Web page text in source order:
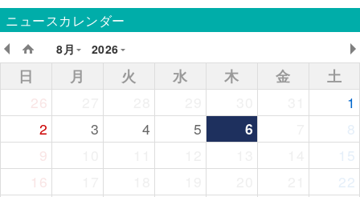
ニュースカレンダー
8月
2026
日 月 火 水 木 金
土
26
1
2
3 4 5 6
8
9
15
16
22